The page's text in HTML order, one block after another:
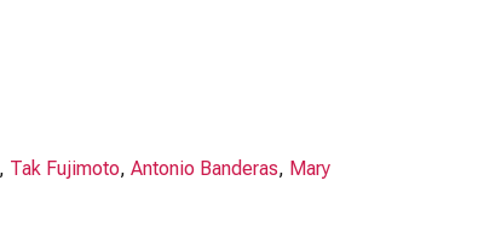
, Tak Fujimoto, Antonio Banderas, Mary